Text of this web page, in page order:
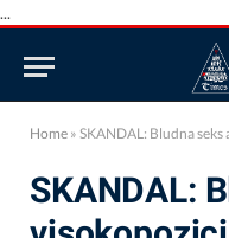
...
Home » SKANDAL: Bludna seks
SKANDAL: